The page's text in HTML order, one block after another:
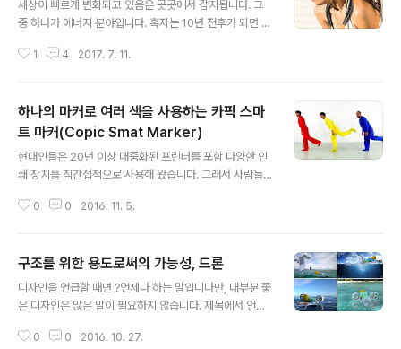
걸쳐 이루어진 것과 달리 정보혁명은 길게 바야 수십 년 그
히 가늠하기조차 어려울 지경이니까요. 여기에 차이로써
세상이 빠르게 변화되고 있음은 곳곳에서 감지됩니다. 그
중 하나가 에너지 분야입니다. 혹자는 10년 전후가 되면 지
고 단정 지어 말하기도 합니다. 전기 자동차 기업 중 대중적
양광 패널을 장착 별도의 충전 없이 태양 에너지로만 운행
할 수 있도록 한다는 계획도 발표했었죠? 물론, 현재로써는
아직 그리 실생활에서 경험하고 있는 건 아니지만, 충분히
와 닿는 얘기임에는 틀임 없다고 생각합니다. 사실 시골에
살다 보면 태양광 패널을 설치해 사용하는 집들이 적잖습
니다. 하지만 이것도 아직은 돈을 벌고자 하는 또 다른 이들
1 4 2017. 7. 11.
하나의 마커로 여러 색을 사용하는 카픽 스마
트 마커(Copic Smat Marker)
현대인들은 20년 이상 대중화된 프린터를 포함 다양한 인
쇄 장치를 직간접적으로 사용해 왔습니다. 그래서 사람들
색을 혼합하는 기술을 기초로 하고 있음을 대부분 알고 있
처: OK GO 유튜브 영상 갈무리(일부 편집) 그러나 사람들
은 최근까지도 물리적인 펜이나 마커는 하나 펜에 한가지
색이라는 것을 당연시 해왔습니다. 고작 좀 더 개선시킨 경
수 있게 고안된 제품이 있었죠. 하지만 그건 많아야 10가지
0 0 2016. 11. 5.
구조를 위한 용도로써의 가능성, 드론
디자인을 언급할 때면 ?언제나 하는 말입니다만, 대부분 좋
은 디자인은 많은 말이 필요하지 않습니다. 제목에서 언급
니다. 이미지가 컨셉이미지라서 좀 현실감이 없다는 한계
0 0 2016. 10. 27.